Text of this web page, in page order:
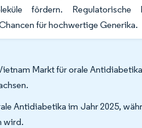
fördern. Regulatorische
für hochwertige Generika.
Markt für orale
Antidiabetika im Jahr 2025,
wird.